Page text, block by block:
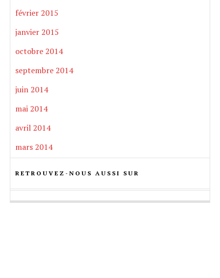
février 2015
janvier 2015
octobre 2014
septembre 2014
juin 2014
mai 2014
avril 2014
mars 2014
RETROUVEZ-NOUS AUSSI SUR